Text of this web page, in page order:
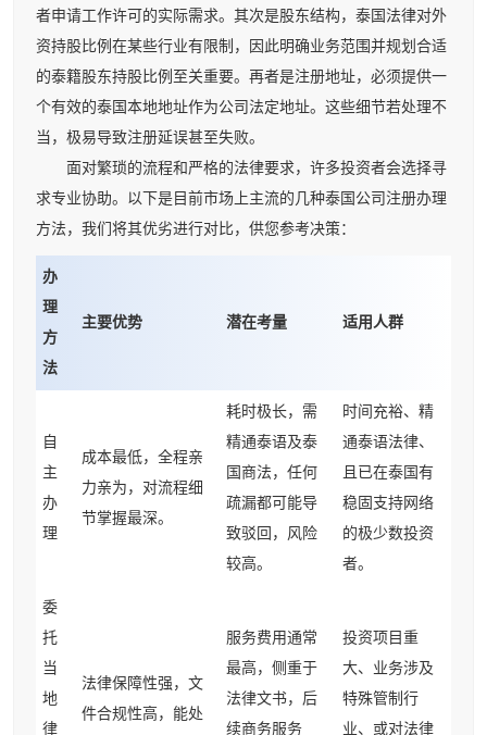
者申请工作许可的实际需求。其次是股东结构，泰国法律对外
资持股比例在某些行业有限制，因此明确业务范围并规划合适
的泰籍股东持股比例至关重要。再者是注册地址，必须提供一
个有效的泰国本地地址作为公司法定地址。这些细节若处理不
当，极易导致注册延误甚至失败。
面对繁琐的流程和严格的法律要求，许多投资者会选择寻
求专业协助。以下是目前市场上主流的几种泰国公司注册办理
方法，我们将其优劣进行对比，供您参考决策：
办
理
方
法
主要优势 潜在考量 适用人群
自
主
办
理
成本最低，全程亲
力亲为，对流程细
节掌握最深。
耗时极长，需
精通泰语及泰
国商法，任何
疏漏都可能导
致驳回，风险
较高。
时间充裕、精
通泰语法律、
且已在泰国有
稳固支持网络
的极少数投资
者。
委
托
当
地
律
法律保障性强，文
件合规性高，能处
服务费用通常
最高，侧重于
法律文书，后
续商务服务
投资项目重
大、业务涉及
特殊管制行
业、或对法律